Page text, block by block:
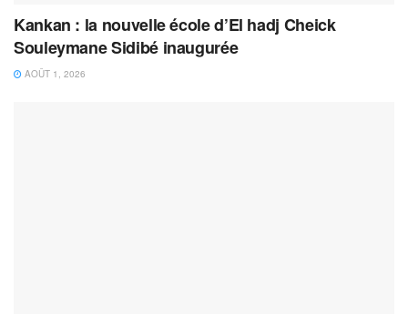
Kankan : la nouvelle école d’El hadj Cheick
Souleymane Sidibé inaugurée
AOÛT 1, 2026